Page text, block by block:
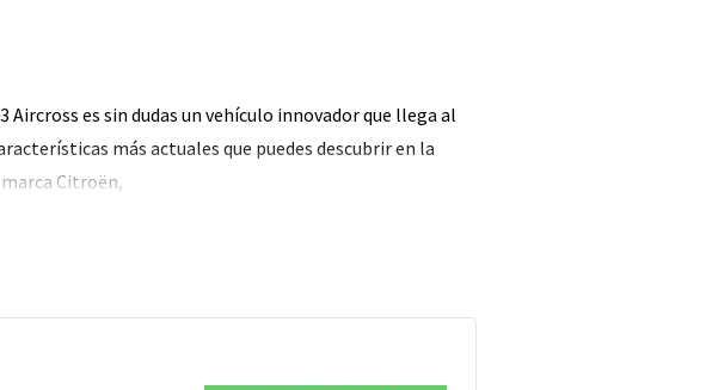
Aircross es sin dudas un vehículo innovador que llega al
más actuales que puedes descubrir en la
Citroën,